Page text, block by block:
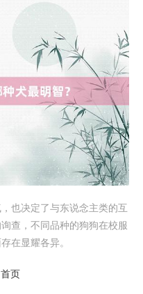
也决定了与东说念主类的互
查，不同品种的狗狗在校服
在显耀各异。
页